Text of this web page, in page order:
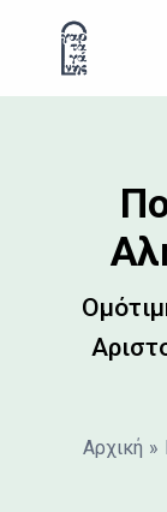
Μετάβαση
Αρχική »